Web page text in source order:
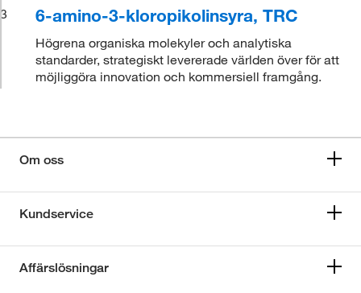
3
6-amino-3-kloropikolinsyra, TRC
Högrena organiska molekyler och analytiska
standarder, strategiskt levererade världen över för att
möjliggöra innovation och kommersiell framgång.
Om oss
Kundservice
Affärslösningar